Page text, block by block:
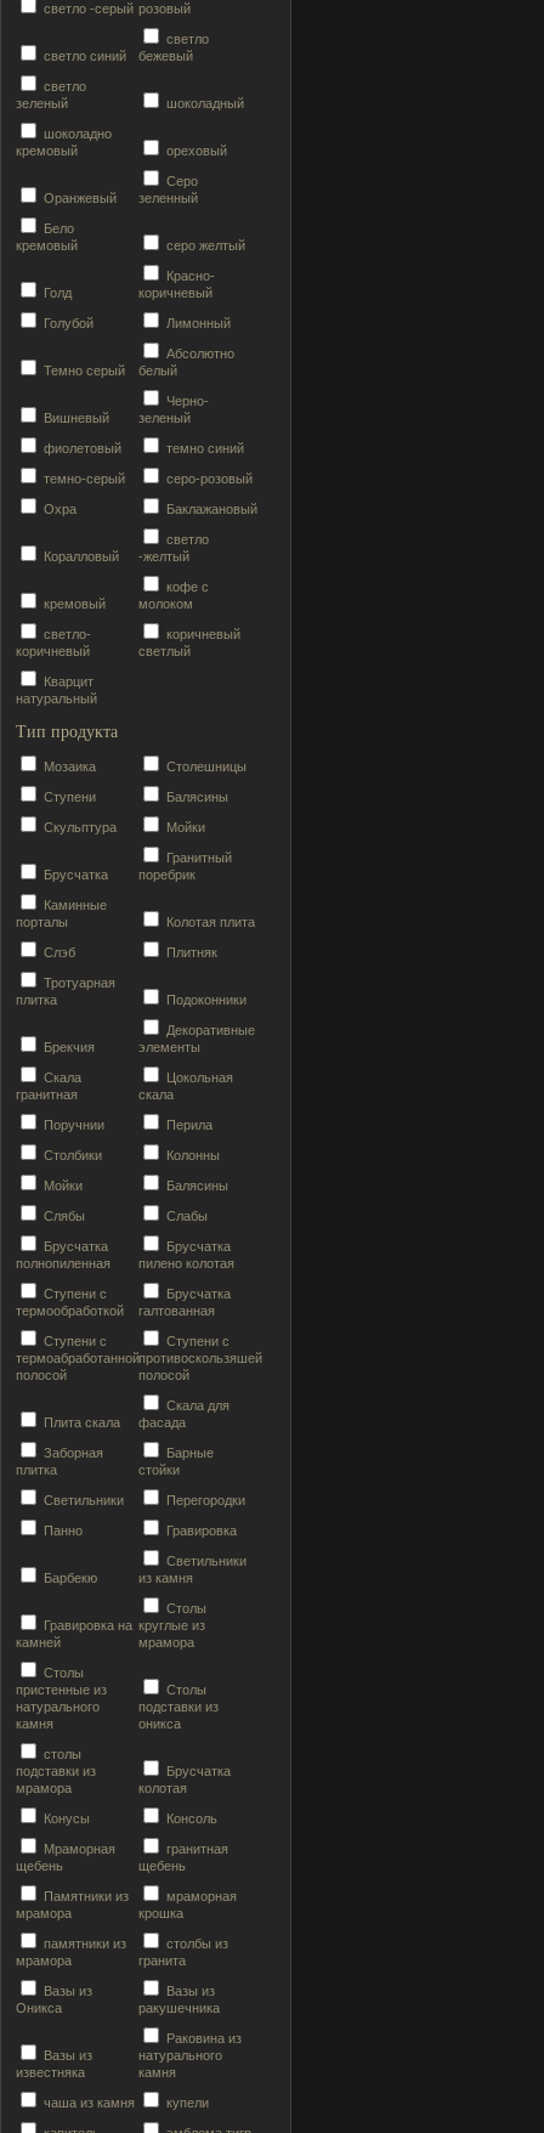
светло -серый розовый
светло синий
светло
бежевый
светло
зеленый
шоколадный
шоколадно
кремовый
ореховый
Оранжевый
Серо
зеленный
Бело
кремовый
серо желтый
Голд
Красно-
коричневый
Голубой Лимонный
Темно серый
Абсолютно
белый
Вишневый
Черно-
зеленый
фиолетовый темно синий
темно-серый серо-розовый
Охра Баклажановый
Коралловый
светло
-желтый
кремовый
кофе с
молоком
светло-
коричневый
коричневый
светлый
Кварцит
натуральный
Тип продукта
Мозаика Столешницы
Ступени Балясины
Скульптура Мойки
Брусчатка
Гранитный
поребрик
Каминные
порталы
Колотая плита
Слэб Плитняк
Тротуарная
плитка
Подоконники
Брекчия
Декоративные
элементы
Скала
гранитная
Цокольная
скала
Поручнии Перила
Столбики Колонны
Мойки Балясины
Слябы Слабы
Брусчатка
полнопиленная
Брусчатка
пилено колотая
Ступени с
термообработкой
Брусчатка
галтованная
Ступени с
термоабработанной
полосой
Ступени с
противоскользяшей
полосой
Плита скала
Скала для
фасада
Заборная
плитка
Барные
стойки
Светильники Перегородки
Панно Гравировка
Барбекю
Светильники
из камня
Гравировка на
камней
Столы
круглые из
мрамора
Столы
пристенные из
натурального
камня
Столы
подставки из
оникса
столы
подставки из
мрамора
Брусчатка
колотая
Конусы Консоль
Мраморная
щебень
гранитная
щебень
Памятники из
мрамора
мраморная
крошка
памятники из
мрамора
столбы из
гранита
Вазы из
Оникса
Вазы из
ракушечника
Вазы из
известняка
Раковина из
натурального
камня
чаша из камня купели